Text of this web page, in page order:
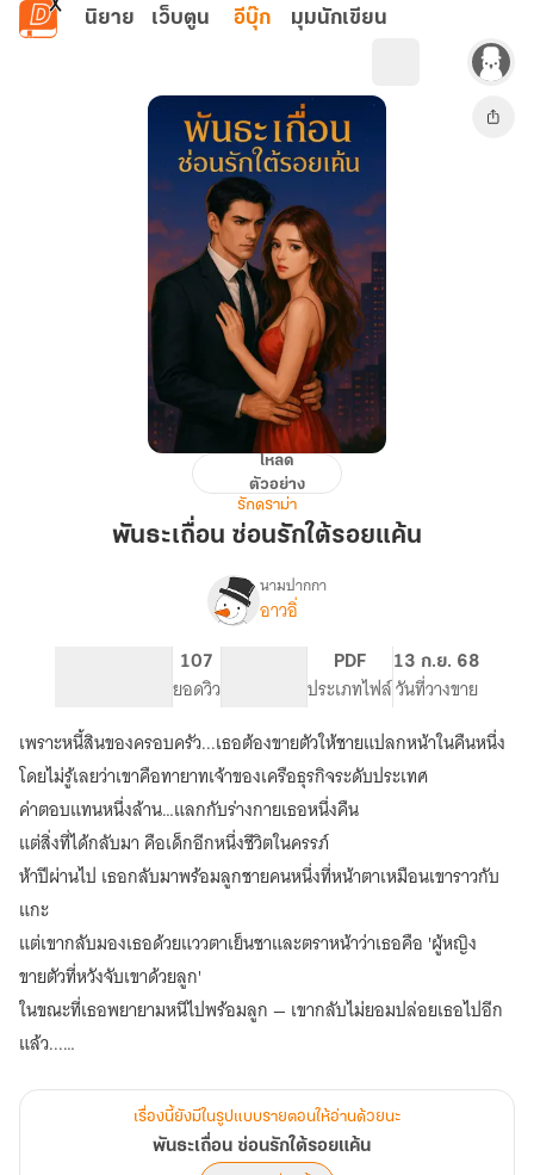
ข้ามไปยังเนื้อหาหลัก
นิยาย เว็บตูน อีบุ๊ก มุมนักเขียน
พันธะ
ซ่อน
โหลด
ตัวอย่าง
รักดราม่า
พันธะเถื่อน ซ่อนรักใต้รอยแค้น
เรื่อง
รอย
แค้น
นามปากกา
อาวอิ่
107
ยอดวิว
PDF
ประเภทไฟล์
13 ก.ย. 68
วันที่วางขาย
เพราะหนี้สินของครอบครัว...เธอต้องขายตัวให้ชายแปลกหน้าในคืนหนึ่ง
โดยไม่รู้เลยว่าเขาคือทายาทเจ้าของเครือธุรกิจระดับประเทศ
ค่าตอบแทนหนึ่งล้าน…แลกกับร่างกายเธอหนึ่งคืน
แต่สิ่งที่ได้กลับมา คือเด็กอีกหนึ่งชีวิตในครรภ์
ห้าปีผ่านไป เธอกลับมาพร้อมลูกชายคนหนึ่งที่หน้าตาเหมือนเขาราวกับ
แกะ
แต่เขากลับมองเธอด้วยแววตาเย็นชาและตราหน้าว่าเธอคือ 'ผู้หญิง
ขายตัวที่หวังจับเขาด้วยลูก'
ในขณะที่เธอพยายามหนีไปพร้อมลูก — เขากลับไม่ยอมปล่อยเธอไปอีก
แล้ว...
เรื่องนี้ยังมีในรูปแบบรายตอนให้อ่านด้วยนะ
พันธะเถื่อน ซ่อนรักใต้รอยแค้น